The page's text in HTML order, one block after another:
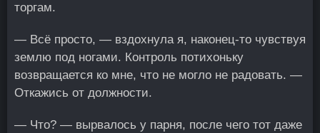
торгам.
— Всё просто, — вздохнула я, наконец-то чувствуя
землю под ногами. Контроль потихоньку
возвращается ко мне, что не могло не радовать. —
Откажись от должности.
— Что? — вырвалось у парня, после чего тот даже